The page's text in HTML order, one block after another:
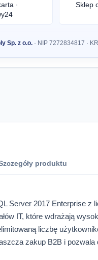
·
Sklep
Sp. z o.o. · NIP 7272834817 ·
produktu
Server 2017 Enterprise z
IT, które wdrażają
liczbę
zakup B2B i pozwala